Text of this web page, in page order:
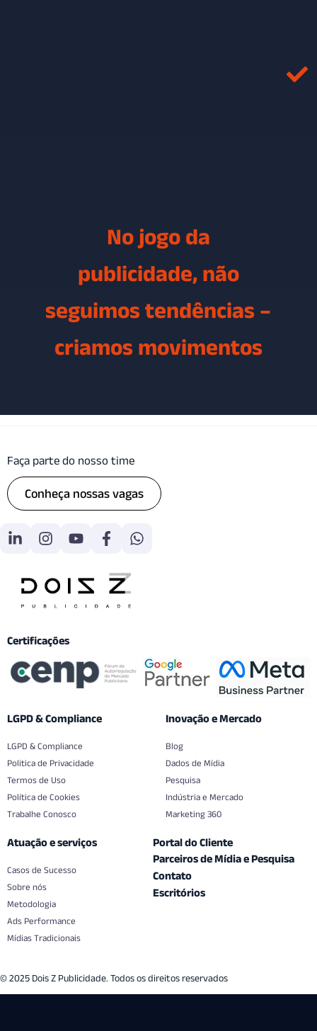
No jogo da
publicidade, não
seguimos tendências –
criamos movimentos
Faça parte do nosso time
Conheça nossas vagas
Certificações
LGPD & Compliance
LGPD & Compliance
Politica de Privacidade
Termos de Uso
Política de Cookies
Trabalhe Conosco
Inovação e Mercado
Blog
Dados de Mídia
Pesquisa
Indústria e Mercado
Marketing 360
Atuação e serviços
Casos de Sucesso
Sobre nós
Metodologia
Ads Performance
Mídias Tradicionais
Portal do Cliente
Parceiros de Mídia e Pesquisa
Contato
Escritórios
© 2025 Dois Z Publicidade. Todos os direitos reservados